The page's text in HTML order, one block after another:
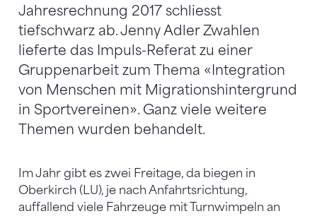
Jahresrechnung 2017 schliesst
tiefschwarz ab. Jenny Adler Zwahlen
lieferte das Impuls-Referat zu einer
Gruppenarbeit zum Thema «Integration
von Menschen mit Migrationshintergrund
in Sportvereinen». Ganz viele weitere
Themen wurden behandelt.
Im Jahr gibt es zwei Freitage, da biegen in
Oberkirch (LU), je nach Anfahrtsrichtung,
auffallend viele Fahrzeuge mit Turnwimpeln an